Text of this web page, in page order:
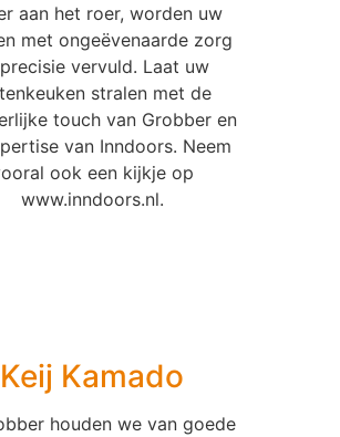
aan het roer, worden uw
met ongeëvenaarde zorg
vervuld. Laat uw
stralen met de
touch van Grobber en
van Inndoors. Neem
ook een kijkje op
www.inndoors.nl.
Keij Kamado
houden we van goede